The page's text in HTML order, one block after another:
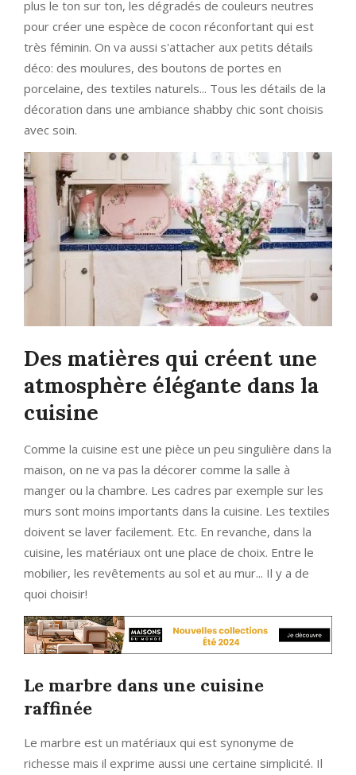
plus le ton sur ton, les dégradés de couleurs neutres
pour créer une espèce de cocon réconfortant qui est
très féminin. On va aussi s'attacher aux petits détails
déco: des moulures, des boutons de portes en
porcelaine, des textiles naturels... Tous les détails de la
décoration dans une ambiance shabby chic sont choisis
avec soin.
Des matières qui créent une
atmosphère élégante dans la
cuisine
Comme la cuisine est une pièce un peu singulière dans la
maison, on ne va pas la décorer comme la salle à
manger ou la chambre. Les cadres par exemple sur les
murs sont moins importants dans la cuisine. Les textiles
doivent se laver facilement. Etc. En revanche, dans la
cuisine, les matériaux ont une place de choix. Entre le
mobilier, les revêtements au sol et au mur... Il y a de
quoi choisir!
Le marbre dans une cuisine
raffinée
Le marbre est un matériaux qui est synonyme de
richesse mais il exprime aussi une certaine simplicité. Il